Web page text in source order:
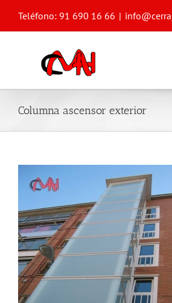
contenido
Teléfono: 91 690 16 66 |
Columna ascensor exterior